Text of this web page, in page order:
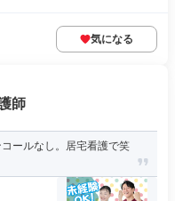
気になる
師
ールなし。居宅看護で笑